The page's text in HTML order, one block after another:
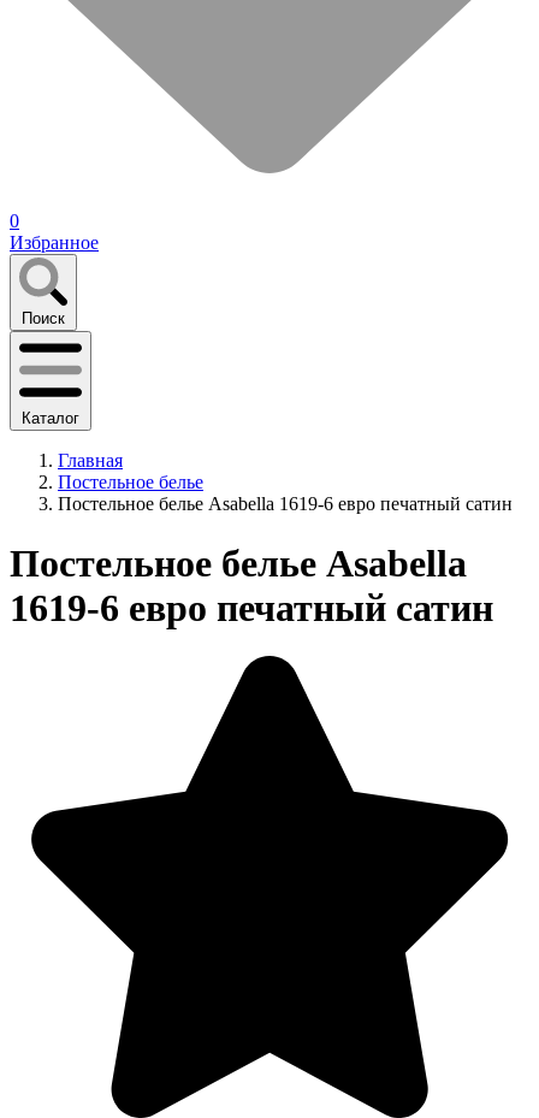
0
Избранное
Поиск
Каталог
Главная
Постельное белье
Постельное белье Asabella 1619-6 евро печатный сатин
Постельное белье Asabella
1619-6 евро печатный сатин